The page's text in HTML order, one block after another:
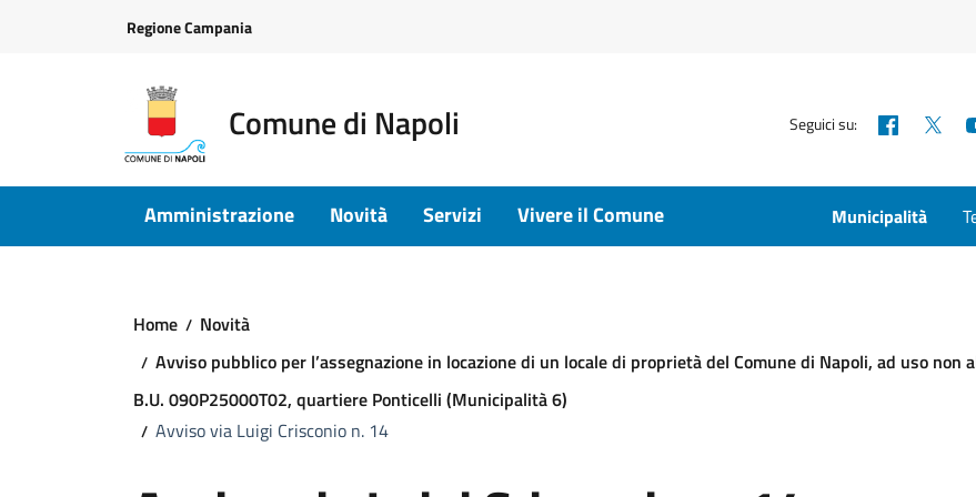
Regione Campania
Comune di Napoli Seguici su:
Amministrazione Novità Servizi Vivere il Comune Municipalità
Home
Novità
Avviso pubblico per l’assegnazione in locazione di un locale di proprietà del Comune di Napoli, ad uso
B.U. 090P25000T02, quartiere Ponticelli (Municipalità 6)
Avviso via Luigi Crisconio n. 14